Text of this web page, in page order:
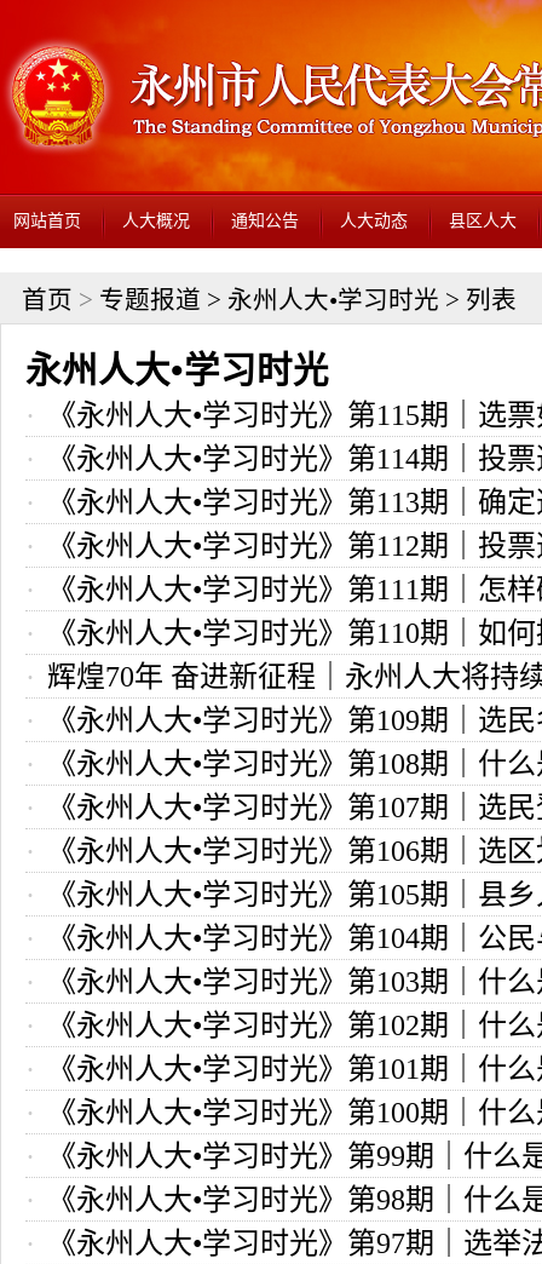
网站首页 人大概况 通知公告 人大动态 县区人大
首页 > 专题报道 > 永州人大•学习时光 > 列表
永州人大•学习时光
《永州人大•学习时光》第115期｜选
算？选举结果如何宣布？
《永州人大•学习时光》第114期｜投
种方式
《永州人大•学习时光》第113期｜确
依据与程序
《永州人大•学习时光》第112期｜投
准备工作
《永州人大•学习时光》第111期｜怎
代表候选人名单?
《永州人大•学习时光》第110期｜如
代表候选人？
辉煌70年 奋进新征程｜永州人大将持
习时光”系列报道
《永州人大•学习时光》第109期｜选
公布？
《永州人大•学习时光》第108期｜什
与选举单位有什么不同？
《永州人大•学习时光》第107期｜选
如何开展？
《永州人大•学习时光》第106期｜选
则与注意事项
《永州人大•学习时光》第105期｜县
名额如何确定和分配？
《永州人大•学习时光》第104期｜公
什么不同？
《永州人大•学习时光》第103期｜什
利保障原则？
《永州人大•学习时光》第102期｜什
举原则？
《永州人大•学习时光》第101期｜什
举和间接选举并用原则？
《永州人大•学习时光》第100期｜什
举原则？
《永州人大•学习时光》第99期｜什么
原则？
《永州人大•学习时光》第98期｜什么
原则？
《永州人大•学习时光》第97期｜选举